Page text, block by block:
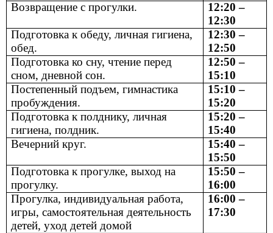
Возвращение с прогулки.
12:20 –
12:30
Подготовка к обеду, личная гигиена,
обед.
12:30 –
12:50
Подготовка ко сну, чтение перед
сном, дневной сон.
12:50 –
15:10
Постепенный подъем, гимнастика
пробуждения.
15:10 –
15:20
Подготовка к полднику, личная
гигиена, полдник.
15:20 –
15:40
Вечерний круг.
15:40 –
15:50
Подготовка к прогулке, выход на
прогулку.
15:50 –
16:00
Прогулка, индивидуальная работа,
игры, самостоятельная деятельность
детей, уход детей домой
16:00 –
17:30